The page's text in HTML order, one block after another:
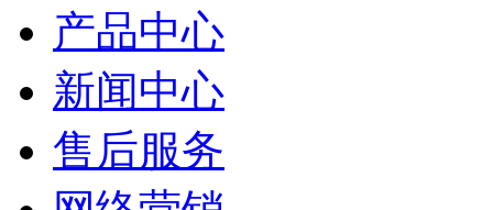
产品中心
新闻中心
售后服务